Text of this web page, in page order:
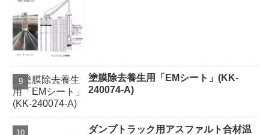
塗膜除去養生用「EMシート」(KK-
240074-A)
ダンプトラック用アスファルト合材温